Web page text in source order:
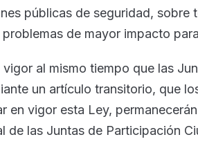
públicas de seguridad, sobre
de mayor impacto
al mismo tiempo que las
un artículo transitorio, que
en vigor esta Ley,
las Juntas de Participación